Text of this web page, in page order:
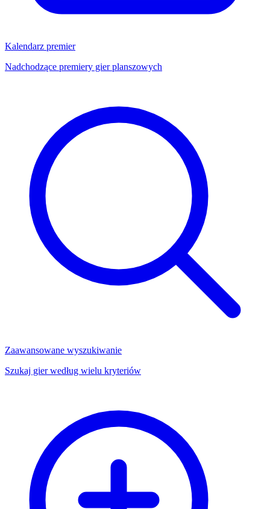
Kalendarz premier
Nadchodzące premiery gier planszowych
Zaawansowane wyszukiwanie
Szukaj gier według wielu kryteriów